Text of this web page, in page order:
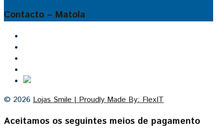
Contacto – Matola
© 2026 Lojas Smile | Proudly Made By: FlexIT
Aceitamos os seguintes meios de pagamento